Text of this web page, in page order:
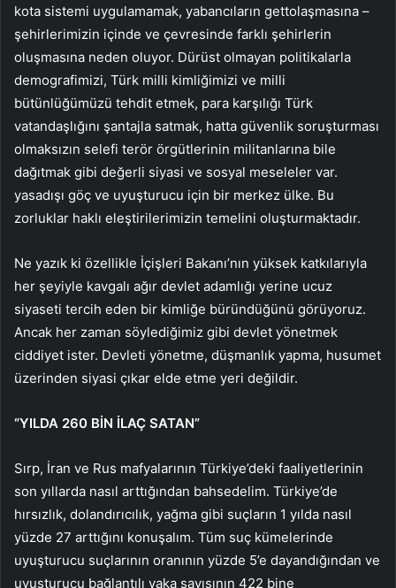
kota sistemi uygulamamak, yabancıların gettolaşmasına –
şehirlerimizin içinde ve çevresinde farklı şehirlerin
oluşmasına neden oluyor. Dürüst olmayan politikalarla
demografimizi, Türk milli kimliğimizi ve milli
bütünlüğümüzü tehdit etmek, para karşılığı Türk
vatandaşlığını şantajla satmak, hatta güvenlik soruşturması
olmaksızın selefi terör örgütlerinin militanlarına bile
dağıtmak gibi değerli siyasi ve sosyal meseleler var.
yasadışı göç ve uyuşturucu için bir merkez ülke. Bu
zorluklar haklı eleştirilerimizin temelini oluşturmaktadır.
Ne yazık ki özellikle İçişleri Bakanı’nın yüksek katkılarıyla
her şeyiyle kavgalı ağır devlet adamlığı yerine ucuz
siyaseti tercih eden bir kimliğe büründüğünü görüyoruz.
Ancak her zaman söylediğimiz gibi devlet yönetmek
ciddiyet ister. Devleti yönetme, düşmanlık yapma, husumet
üzerinden siyasi çıkar elde etme yeri değildir.
“YILDA 260 BİN İLAÇ SATAN”
Sırp, İran ve Rus mafyalarının Türkiye’deki faaliyetlerinin
son yıllarda nasıl arttığından bahsedelim. Türkiye’de
hırsızlık, dolandırıcılık, yağma gibi suçların 1 yılda nasıl
yüzde 27 arttığını konuşalım. Tüm suç kümelerinde
uyuşturucu suçlarının oranının yüzde 5’e dayandığından ve
uyuşturucu bağlantılı vaka sayısının 422 bine